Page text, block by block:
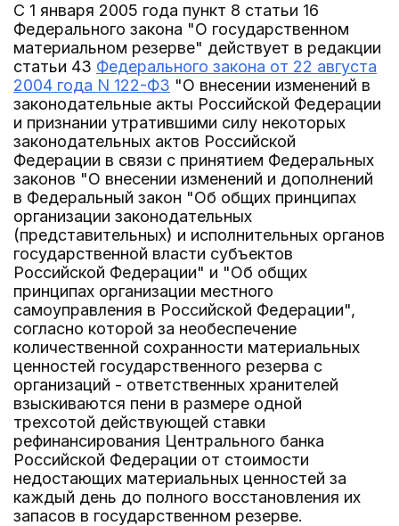
С 1 января 2005 года пункт 8 статьи 16
Федерального закона "О государственном
материальном резерве" действует в редакции
статьи 43 Федерального закона от 22 августа
2004 года N 122-ФЗ "О внесении изменений в
законодательные акты Российской Федерации
и признании утратившими силу некоторых
законодательных актов Российской
Федерации в связи с принятием Федеральных
законов "О внесении изменений и дополнений
в Федеральный закон "Об общих принципах
организации законодательных
(представительных) и исполнительных органов
государственной власти субъектов
Российской Федерации" и "Об общих
принципах организации местного
самоуправления в Российской Федерации",
согласно которой за необеспечение
количественной сохранности материальных
ценностей государственного резерва с
организаций - ответственных хранителей
взыскиваются пени в размере одной
трехсотой действующей ставки
рефинансирования Центрального банка
Российской Федерации от стоимости
недостающих материальных ценностей за
каждый день до полного восстановления их
запасов в государственном резерве.